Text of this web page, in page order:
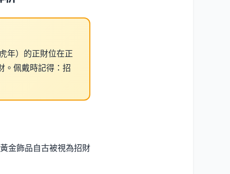
年）的正財位在正
。佩戴時記得：招
金飾品自古被視為招財